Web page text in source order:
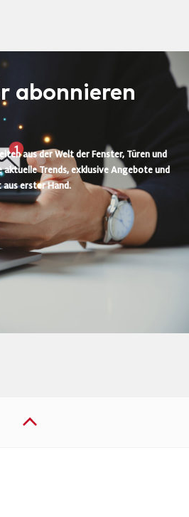
abonnieren
aus der Welt der Fenster, Türen und
aktuelle Trends, exklusive Angebote und
erster Hand.